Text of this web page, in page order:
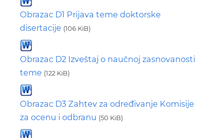
Obrazac D1 Prijava teme doktorske
disertacije (106 KiB)
Obrazac D2 Izveštaj o naučnoj zasnovanosti
teme (122 KiB)
Obrazac D3 Zahtev za određivanje Komisije
za ocenu i odbranu (50 KiB)